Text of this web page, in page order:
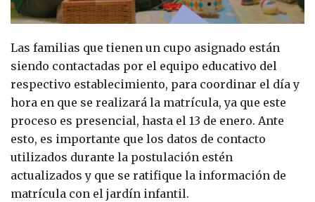
Las familias que tienen un cupo asignado están
siendo contactadas por el equipo educativo del
respectivo establecimiento, para coordinar el día y
hora en que se realizará la matrícula, ya que este
proceso es presencial, hasta el 13 de enero. Ante
esto, es importante que los datos de contacto
utilizados durante la postulación estén
actualizados y que se ratifique la información de
matrícula con el jardín infantil.